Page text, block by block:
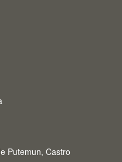
Putemun, Castro